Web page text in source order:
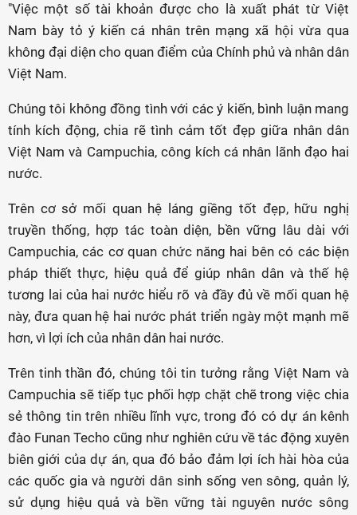
"Việc một số tài khoản được cho là xuất phát từ Việt
Nam bày tỏ ý kiến cá nhân trên mạng xã hội vừa qua
không đại diện cho quan điểm của Chính phủ và nhân dân
Việt Nam.
Chúng tôi không đồng tình với các ý kiến, bình luận mang
tính kích động, chia rẽ tình cảm tốt đẹp giữa nhân dân
Việt Nam và Campuchia, công kích cá nhân lãnh đạo hai
nước.
Trên cơ sở mối quan hệ láng giềng tốt đẹp, hữu nghị
truyền thống, hợp tác toàn diện, bền vững lâu dài với
Campuchia, các cơ quan chức năng hai bên có các biện
pháp thiết thực, hiệu quả để giúp nhân dân và thế hệ
tương lai của hai nước hiểu rõ và đầy đủ về mối quan hệ
này, đưa quan hệ hai nước phát triển ngày một mạnh mẽ
hơn, vì lợi ích của nhân dân hai nước.
Trên tinh thần đó, chúng tôi tin tưởng rằng Việt Nam và
Campuchia sẽ tiếp tục phối hợp chặt chẽ trong việc chia
sẻ thông tin trên nhiều lĩnh vực, trong đó có dự án kênh
đào Funan Techo cũng như nghiên cứu về tác động xuyên
biên giới của dự án, qua đó bảo đảm lợi ích hài hòa của
các quốc gia và người dân sinh sống ven sông, quản lý,
sử dụng hiệu quả và bền vững tài nguyên nước sông